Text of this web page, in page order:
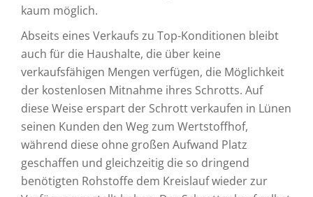
kaum möglich.
Abseits eines Verkaufs zu Top-Konditionen bleibt
auch für die Haushalte, die über keine
verkaufsfähigen Mengen verfügen, die Möglichkeit
der kostenlosen Mitnahme ihres Schrotts. Auf
diese Weise erspart der Schrott verkaufen in Lünen
seinen Kunden den Weg zum Wertstoffhof,
während diese ohne großen Aufwand Platz
geschaffen und gleichzeitig die so dringend
benötigten Rohstoffe dem Kreislauf wieder zur